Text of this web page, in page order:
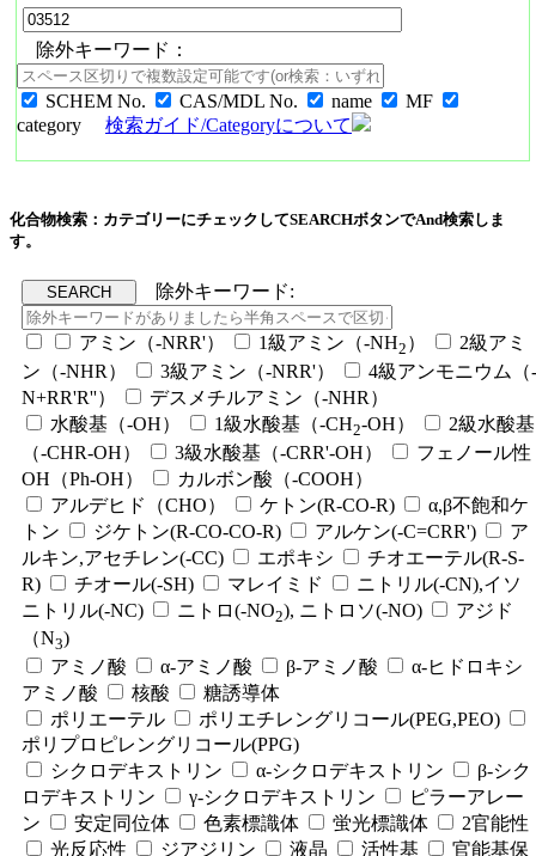
除外キーワード：
SCHEM No. CAS/MDL No. name
MF
category
検索ガイド/Categoryについて
化合物検索：カテゴリーにチェックしてSEARCHボタンでAnd検索しま
す。
除外キーワード:
アミン（-NRR'） 1級アミン（-NH2 ）
2級アミ
ン（-NHR）
3級アミン（-NRR'）
4級アンモニウム（-
N+RR'R''）
デスメチルアミン（-NHR）
水酸基（-OH）
1級水酸基（-CH2-OH）
2級水酸基
（-CHR-OH）
3級水酸基（-CRR'-OH）
フェノール性
OH（Ph-OH）
カルボン酸（-COOH）
アルデヒド（CHO）
ケトン(R-CO-R)
α,β不飽和ケ
トン
ジケトン(R-CO-CO-R) アルケン(-C=CRR')
ア
ルキン,アセチレン(-CC)
エポキシ
チオエーテル(R-S-
R)
チオール(-SH) マレイミド
ニトリル(-CN),イソ
ニトリル(-NC)
ニトロ(-NO2), ニトロソ(-NO)
アジド
（N3)
アミノ酸
α-アミノ酸 β-アミノ酸
α-ヒドロキシ
アミノ酸
核酸
糖誘導体
ポリエーテル
ポリエチレングリコール(PEG,PEO)
ポリプロピレングリコール(PPG)
シクロデキストリン
α-シクロデキストリン
β-シク
ロデキストリン
γ-シクロデキストリン
ピラーアレー
ン
安定同位体 色素標識体 蛍光標識体
2官能性
光反応性
ジアジリン 液晶 活性基 官能基保